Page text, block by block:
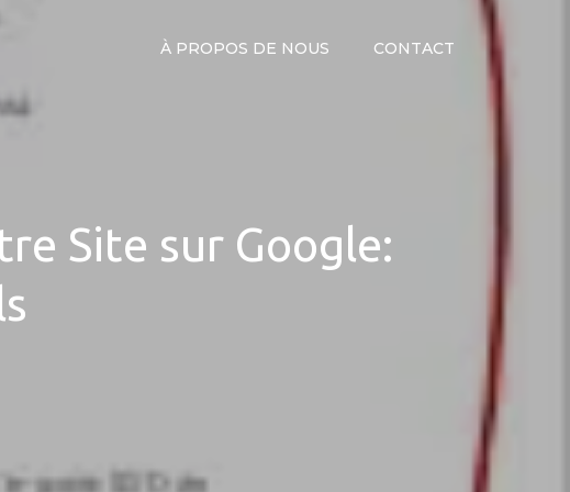
À PROPOS DE NOUS CONTACT
Site sur Google: